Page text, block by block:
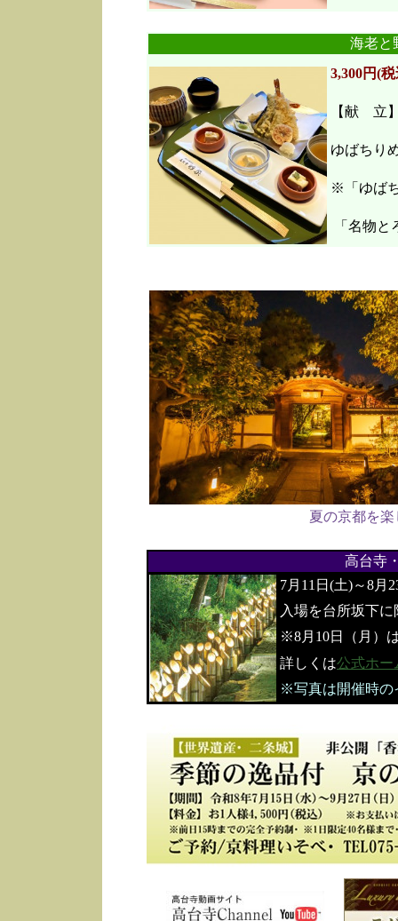
海老
3,300円(
【献 立
ゆばちり
※「ゆば
「名物と
夏の京都を
高台寺
7月11日(土)～8月
入場を台所坂下
※8月10日（月）
詳しくは公式ホー
※写真は開催時の